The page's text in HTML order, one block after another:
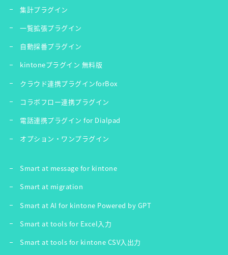
集計プラグイン
一覧拡張プラグイン
自動採番プラグイン
kintoneプラグイン 無料版
クラウド連携プラグインforBox
コラボフロー連携プラグイン
電話連携プラグイン for Dialpad
オプション・ワンプラグイン
Smart at message for kintone
Smart at migration
Smart at AI for kintone Powered by GPT
Smart at tools for Excel入力
Smart at tools for kintone CSV入出力